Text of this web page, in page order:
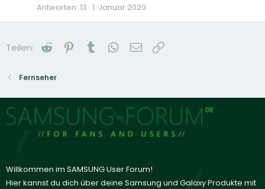
Antworten 13 1. Januar 2020
Teilen: Reddit Pinterest
Tumblr WhatsApp
E-Mail
Fernseher
Willkommen im SAMSUNG User Forum!
Hier kannst du dich über deine Samsung und Galaxy Produkte mit